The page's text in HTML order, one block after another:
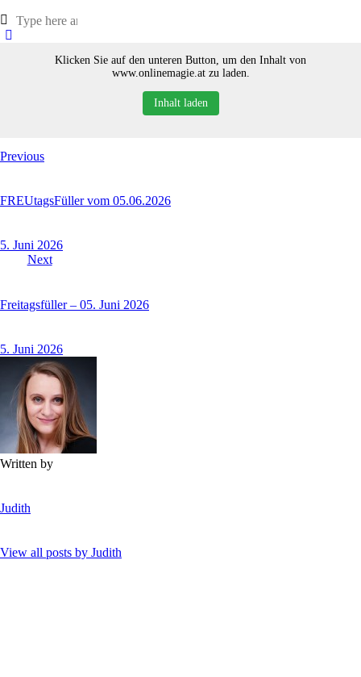
Klicken Sie auf den unteren Button, um den Inhalt von
www.onlinemagie.at zu laden.
Inhalt laden
Previous
FREUtagsFüller vom 05.06.2026
5. Juni 2026
Next
Freitagsfüller – 05. Juni 2026
5. Juni 2026
Written by
Judith
View all posts by Judith